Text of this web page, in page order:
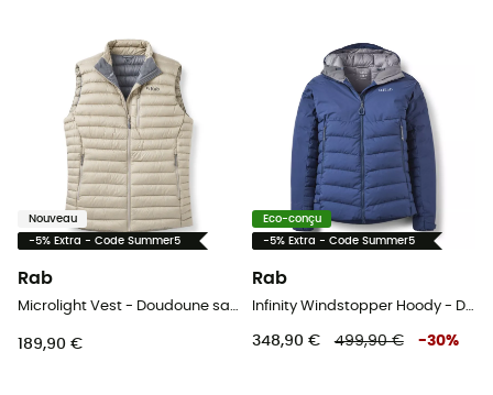
Nouveau
-5% Extra - Code Summer5
Rab
Microlight Vest - Doudoune sans manches homme
189,90 €
Eco-conçu
-5% Extra - Code Summer5
Rab
Infinity Windstopper Hoody - Doudoune homme
348,90 € 499,90 € -30%